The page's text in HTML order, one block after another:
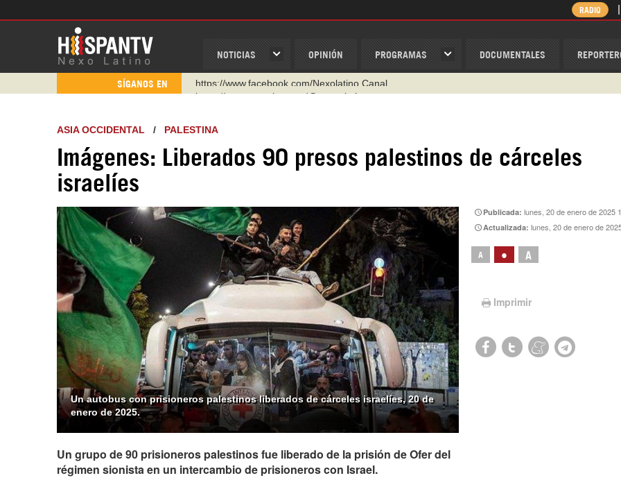
NOTICIAS OPINIÓN PROGRAMAS DOCUMENTALES
RADIO
SÍGANOS EN
https://www.youtube.com/@nexo_latino
https://t.me/hispantvcanal
WhatsApp y Viber: +98 921 79 29 404
https://www.facebook.com/Nexolatino.Canal
ASIA OCCIDENTAL / PALESTINA
Imágenes: Liberados 90 presos palestinos de cárceles
israelíes
Un autobus con prisioneros palestinos liberados de cárceles israelíes, 20 de
enero de 2025.
Publicada:lunes, 20 de enero de 2025
Actualizada:lunes, 20 de enero de
A • A
Imprimir
Un grupo de 90 prisioneros palestinos fue liberado de la prisión de Ofer del
régimen sionista en un intercambio de prisioneros con Israel.